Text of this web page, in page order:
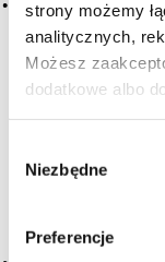
strony możemy
analitycznych,
Możesz
dodatkowe albo
zgody
Niezbędne
Preferencje
Czy
rehoboam
2016-05-10
butelka o
pośrednia między